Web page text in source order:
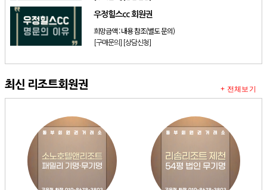
우정힐스cc 회원권
희망금액 :내용 참조(별도 문의)
[구매문의] [상담신청]
최신 리조트회원권 + 전체보기